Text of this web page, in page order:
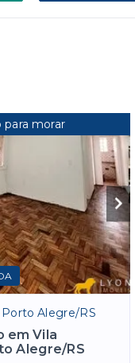
para morar
Porto Alegre/RS
em Vila
Alegre/RS